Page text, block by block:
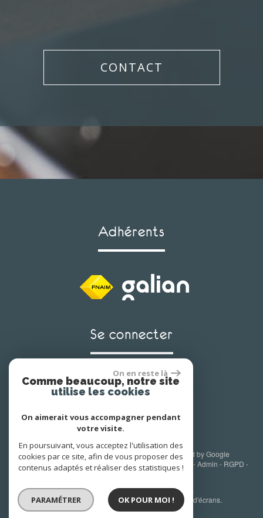
CONTACT
adhérents
se connecter
Espace propriétaire
© 2026 | Tous droits réservés | Traduction powered by Google
Plan du site
Mentions légales Nos honoraires Liens -Admin - RGPD -
Toutes nos annonces
Site internet compatible multi-supports,
un seul site adaptable à tous les types d'écrans.
On en reste là
Comme beaucoup, notre site
utilise les cookies
On aimerait vous accompagner pendant
votre visite.
En poursuivant, vous acceptez l'utilisation des
cookies par ce site, afin de vous proposer des
contenus adaptés et réaliser des statistiques !
PARAMÉTRER OK POUR MOI !